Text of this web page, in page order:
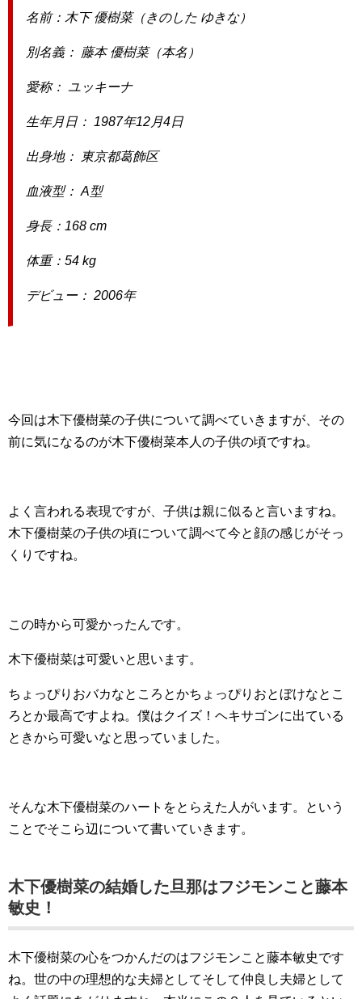
名前：木下 優樹菜（きのした ゆきな）
別名義： 藤本 優樹菜（本名）
愛称： ユッキーナ
生年月日： 1987年12月4日
出身地： 東京都葛飾区
血液型： A型
身長：168 cm
体重：54 kg
デビュー： 2006年
今回は木下優樹菜の子供について調べていきますが、その
前に気になるのが木下優樹菜本人の子供の頃ですね。
よく言われる表現ですが、子供は親に似ると言いますね。
木下優樹菜の子供の頃について調べて今と顔の感じがそっ
くりですね。
この時から可愛かったんです。
木下優樹菜は可愛いと思います。
ちょっぴりおバカなところとかちょっぴりおとぼけなとこ
ろとか最高ですよね。僕はクイズ！ヘキサゴンに出ている
ときから可愛いなと思っていました。
そんな木下優樹菜のハートをとらえた人がいます。という
ことでそこら辺について書いていきます。
木下優樹菜の結婚した旦那はフジモンこと藤本
敏史！
木下優樹菜の心をつかんだのはフジモンこと藤本敏史です
ね。世の中の理想的な夫婦としてそして仲良し夫婦として